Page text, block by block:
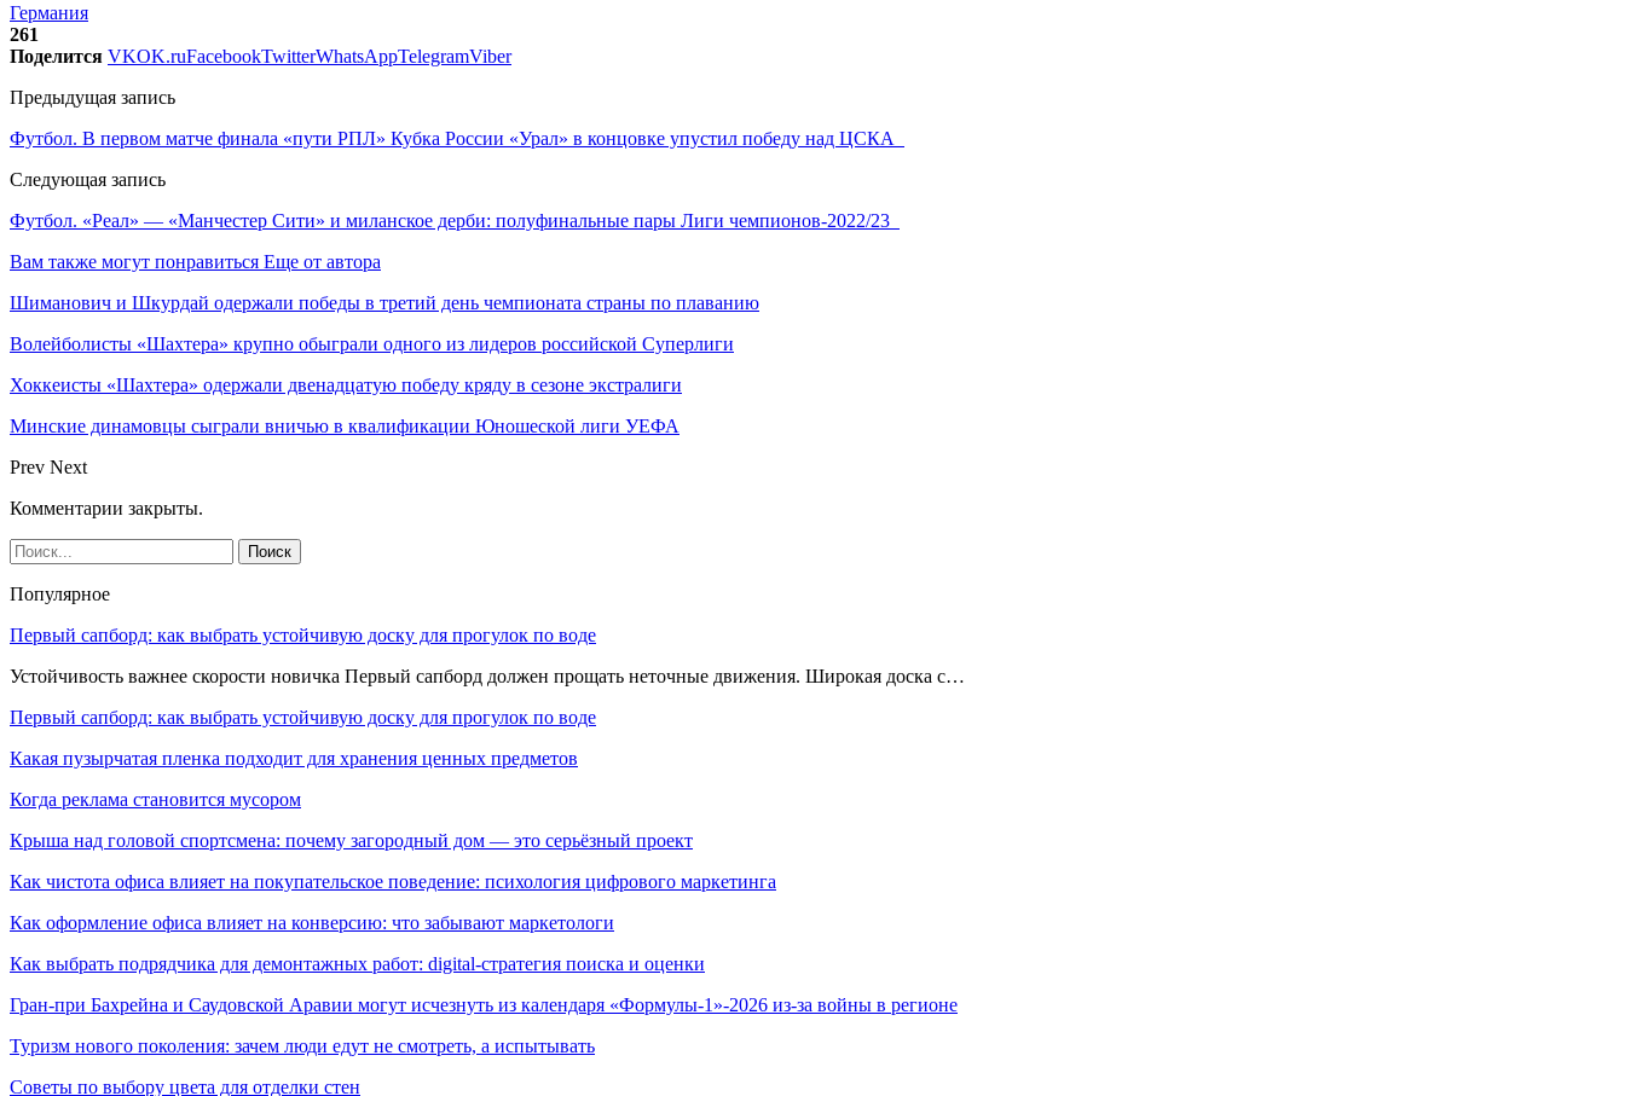
Германия
261
Поделится VKOK.ruFacebookTwitterWhatsAppTelegramViber
Предыдущая запись
Футбол. В первом матче финала «пути РПЛ» Кубка России «Урал» в концовке упустил победу над ЦСКА
Следующая запись
Футбол. «Реал» — «Манчестер Сити» и миланское дерби: полуфинальные пары Лиги чемпионов-2022/23
Вам также могут понравиться Еще от автора
Шиманович и Шкурдай одержали победы в третий день чемпионата страны по плаванию
Волейболисты «Шахтера» крупно обыграли одного из лидеров российской Суперлиги
Хоккеисты «Шахтера» одержали двенадцатую победу кряду в сезоне экстралиги
Минские динамовцы сыграли вничью в квалификации Юношеской лиги УЕФА
Prev Next
Комментарии закрыты.
Популярное
Первый сапборд: как выбрать устойчивую доску для прогулок по воде
Устойчивость важнее скорости новичка Первый сапборд должен прощать неточные движения. Широкая доска с…
Первый сапборд: как выбрать устойчивую доску для прогулок по воде
Какая пузырчатая пленка подходит для хранения ценных предметов
Когда реклама становится мусором
Крыша над головой спортсмена: почему загородный дом — это серьёзный проект
Как чистота офиса влияет на покупательское поведение: психология цифрового маркетинга
Как оформление офиса влияет на конверсию: что забывают маркетологи
Как выбрать подрядчика для демонтажных работ: digital-стратегия поиска и оценки
Гран-при Бахрейна и Саудовской Аравии могут исчезнуть из календаря «Формулы-1»-2026 из-за войны в регионе
Туризм нового поколения: зачем люди едут не смотреть, а испытывать
Советы по выбору цвета для отделки стен